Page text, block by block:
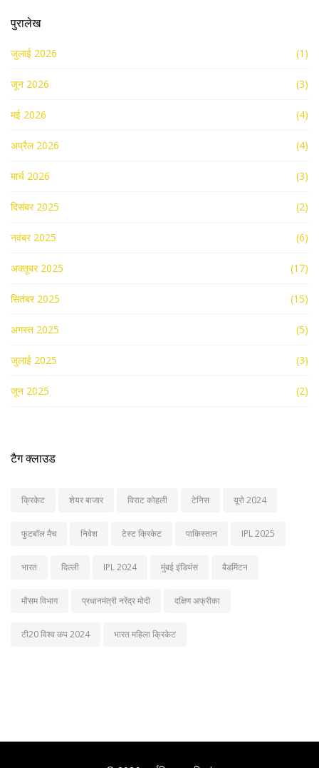
पुरालेख
जुलाई 2026 (1)
जून 2026 (3)
मई 2026 (4)
अप्रैल 2026 (4)
मार्च 2026 (3)
दिसंबर 2025 (2)
नवंबर 2025 (6)
अक्तूबर 2025 (17)
सितंबर 2025 (15)
अगस्त 2025 (5)
जुलाई 2025 (3)
जून 2025 (2)
टैग क्लाउड
क्रिकेट शेयर बाजार विराट कोहली टेनिस यूरो 2024
फुटबॉल मैच निवेश टेस्ट क्रिकेट पाकिस्तान IPL 2025
भारत दिल्ली IPL 2024 मुंबई इंडियंस बैडमिंटन
मौसम विभाग प्रधानमंत्री नरेंद्र मोदी दक्षिण अफ्रीका
टी20 विश्व कप 2024 भारत महिला क्रिकेट